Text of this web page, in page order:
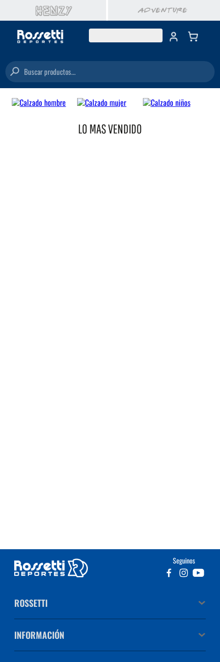
Buscar productos...
LO MAS VENDIDO
Seguinos
ROSSETTI
INFORMACIÓN